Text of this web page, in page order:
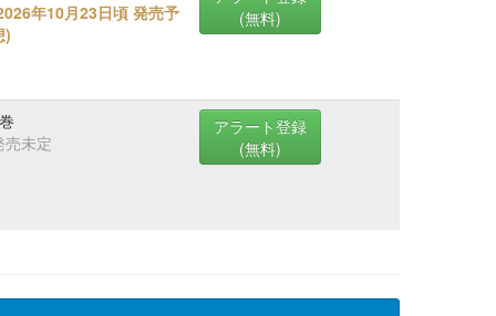
年10月23日頃 発売予
)
(無料)
売未定
アラート登録
(無料)